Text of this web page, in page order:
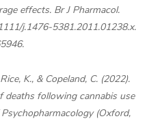
effects. Br J Pharmacol.
j.1476-5381.2011.01238.x.
K., & Copeland, C. (2022).
deaths following cannabis use
(Oxford,